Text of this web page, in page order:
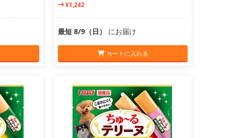
¥1,242
最短 8/9（日） にお届け
カートに入れる